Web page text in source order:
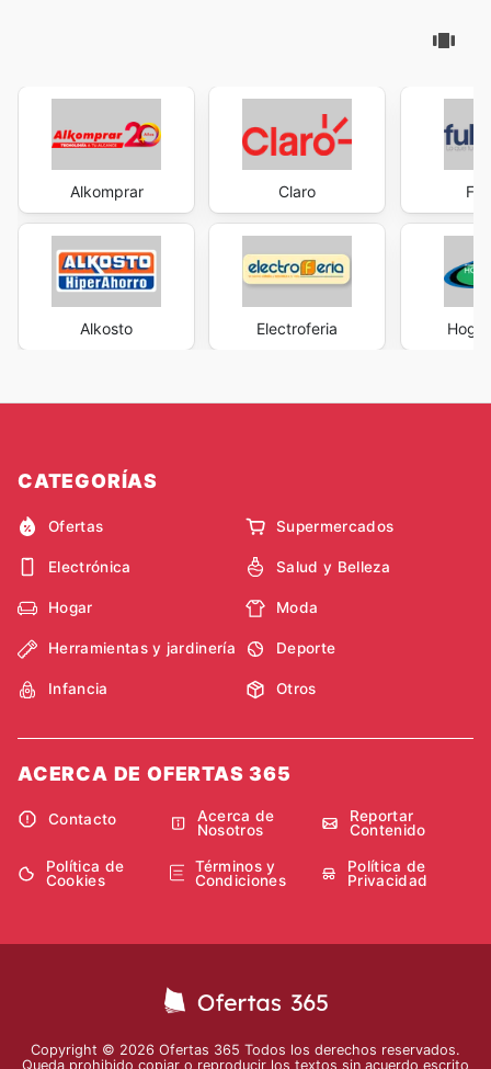
Alkomprar
Alkosto
Claro
Electroferia
CATEGORÍAS
Ofertas Supermercados
Electrónica Salud y Belleza
Hogar Moda
Herramientas y jardinería Deporte
Infancia Otros
ACERCA DE OFERTAS 365
Contacto
Acerca de
Nosotros
Reportar
Contenido
Política de
Cookies
Términos y
Condiciones
Política de
Privacidad
Copyright © 2026 Ofertas 365 Todos los derechos reservados.
Queda prohibido copiar o reproducir los textos sin acuerdo escrito